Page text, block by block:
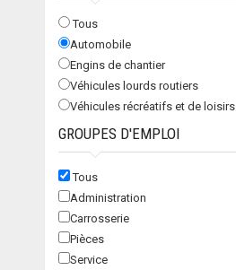
Tous
Automobile
Engins de chantier
Véhicules lourds routiers
Véhicules récréatifs et de loisirs
GROUPES D'EMPLOI
Tous
Administration
Carrosserie
Pièces
Service